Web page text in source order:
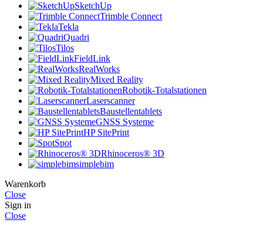
SketchUp
Trimble Connect
Tekla
Quadri
Tilos
FieldLink
RealWorks
Mixed Reality
Robotik-Totalstationen
Laserscanner
Baustellentablets
GNSS Systeme
HP SitePrint
Spot
Rhinoceros® 3D
simplebim
Warenkorb
Close
Sign in
Close